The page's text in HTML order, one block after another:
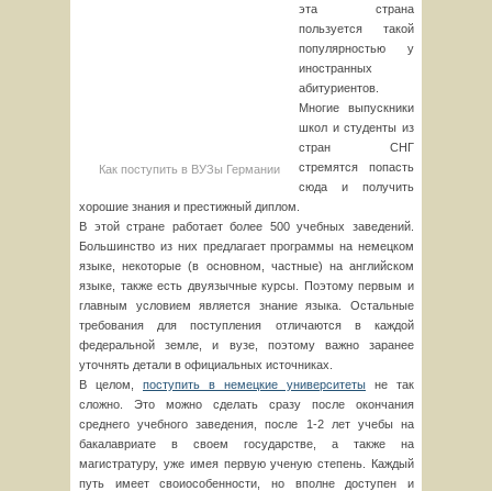
Как поступить в ВУЗы Германии
эта страна
пользуется такой
популярностью у
иностранных
абитуриентов.
Многие выпускники
школ и студенты из
стран СНГ
стремятся попасть
сюда и получить
хорошие знания и престижный диплом.
В этой стране работает более 500 учебных заведений.
Большинство из них предлагает программы на немецком
языке, некоторые (в основном, частные) на английском
языке, также есть двуязычные курсы. Поэтому первым и
главным условием является знание языка. Остальные
требования для поступления отличаются в каждой
федеральной земле, и вузе, поэтому важно заранее
уточнять детали в официальных источниках.
В целом, поступить в немецкие университеты не так
сложно. Это можно сделать сразу после окончания
среднего учебного заведения, после 1-2 лет учебы на
бакалавриате в своем государстве, а также на
магистратуру, уже имея первую ученую степень. Каждый
путь имеет своиособенности, но вполне доступен и